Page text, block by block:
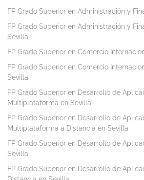
FP Grado Superior en Administración y
FP Grado Superior en Administración y
Sevilla
FP Grado Superior en Comercio
FP Grado Superior en Comercio
Sevilla
FP Grado Superior en Desarrollo de
Multiplataforma en Sevilla
FP Grado Superior en Desarrollo de
Multiplataforma a Distancia en Sevilla
FP Grado Superior en Desarrollo de
Sevilla
FP Grado Superior en Desarrollo de